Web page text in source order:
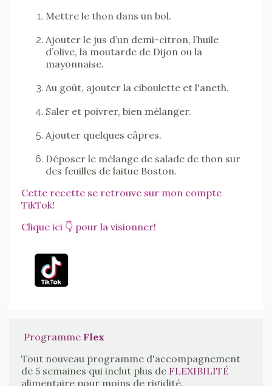
Mettre le thon dans un bol.
Ajouter le jus d’un demi-citron, l’huile
d’olive, la moutarde de Dijon ou la
mayonnaise.
Au goût, ajouter la ciboulette et l'aneth.
Saler et poivrer, bien mélanger.
Ajouter quelques câpres.
Déposer le mélange de salade de thon sur
des feuilles de laitue Boston.
Cette recette se retrouve sur mon compte
TikTok!
Clique ici 👇 pour la visionner!
Programme Flex
Tout nouveau programme d'accompagnement
de 5 semaines qui inclut plus de FLEXIBILITÉ
alimentaire pour moins de rigidité.